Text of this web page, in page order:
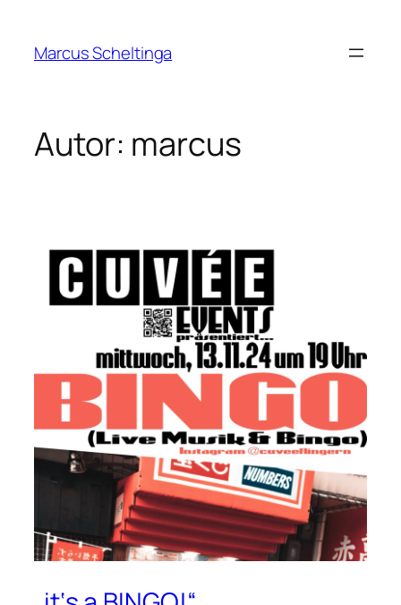
springen
Marcus Scheltinga
Autor: marcus